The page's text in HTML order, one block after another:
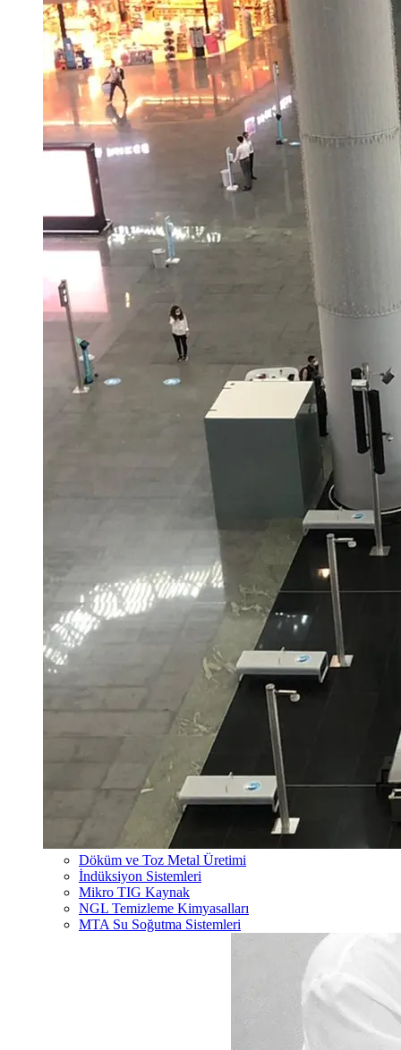
Döküm ve Toz Metal Üretimi
İndüksiyon Sistemleri
Mikro TIG Kaynak
NGL Temizleme Kimyasalları
MTA Su Soğutma Sistemleri